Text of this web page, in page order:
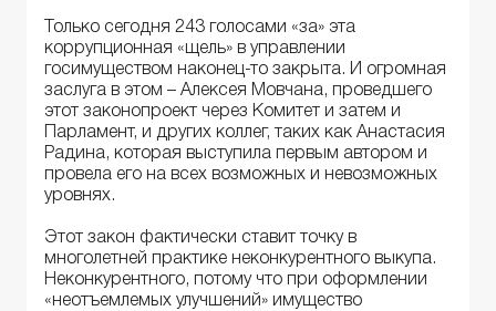
Только сегодня 243 голосами «за» эта
коррупционная «щель» в управлении
госимуществом наконец-то закрыта. И огромная
заслуга в этом – Алексея Мовчана, проведшего
этот законопроект через Комитет и затем и
Парламент, и других коллег, таких как Анастасия
Радина, которая выступила первым автором и
провела его на всех возможных и невозможных
уровнях.
Этот закон фактически ставит точку в
многолетней практике неконкурентного выкупа.
Неконкурентного, потому что при оформлении
«неотъемлемых улучшений» имущество